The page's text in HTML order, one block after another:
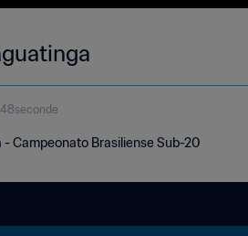
Taguatinga
- Campeonato Brasiliense Sub-20